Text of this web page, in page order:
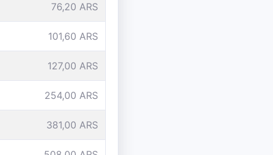
76,20 ARS
101,60 ARS
127,00 ARS
254,00 ARS
381,00 ARS